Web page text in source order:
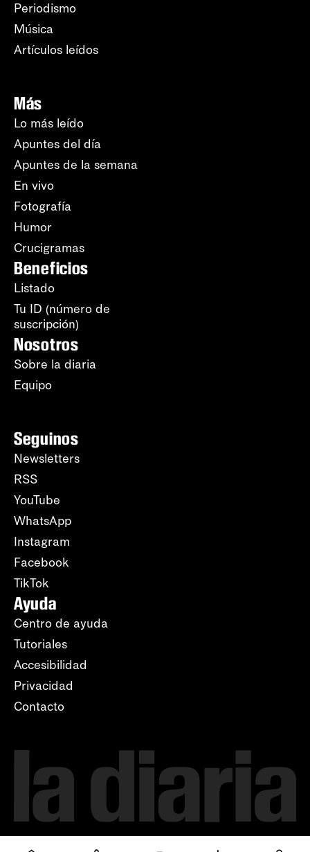
Periodismo
Música
Artículos leídos
Más
Lo más leído
Apuntes del día
Apuntes de la semana
En vivo
Fotografía
Humor
Crucigramas
Beneficios
Listado
Tu ID (número de
suscripción)
Nosotros
Sobre la diaria
Equipo
Seguinos
Newsletters
RSS
YouTube
WhatsApp
Instagram
Facebook
TikTok
Ayuda
Centro de ayuda
Tutoriales
Accesibilidad
Privacidad
Contacto